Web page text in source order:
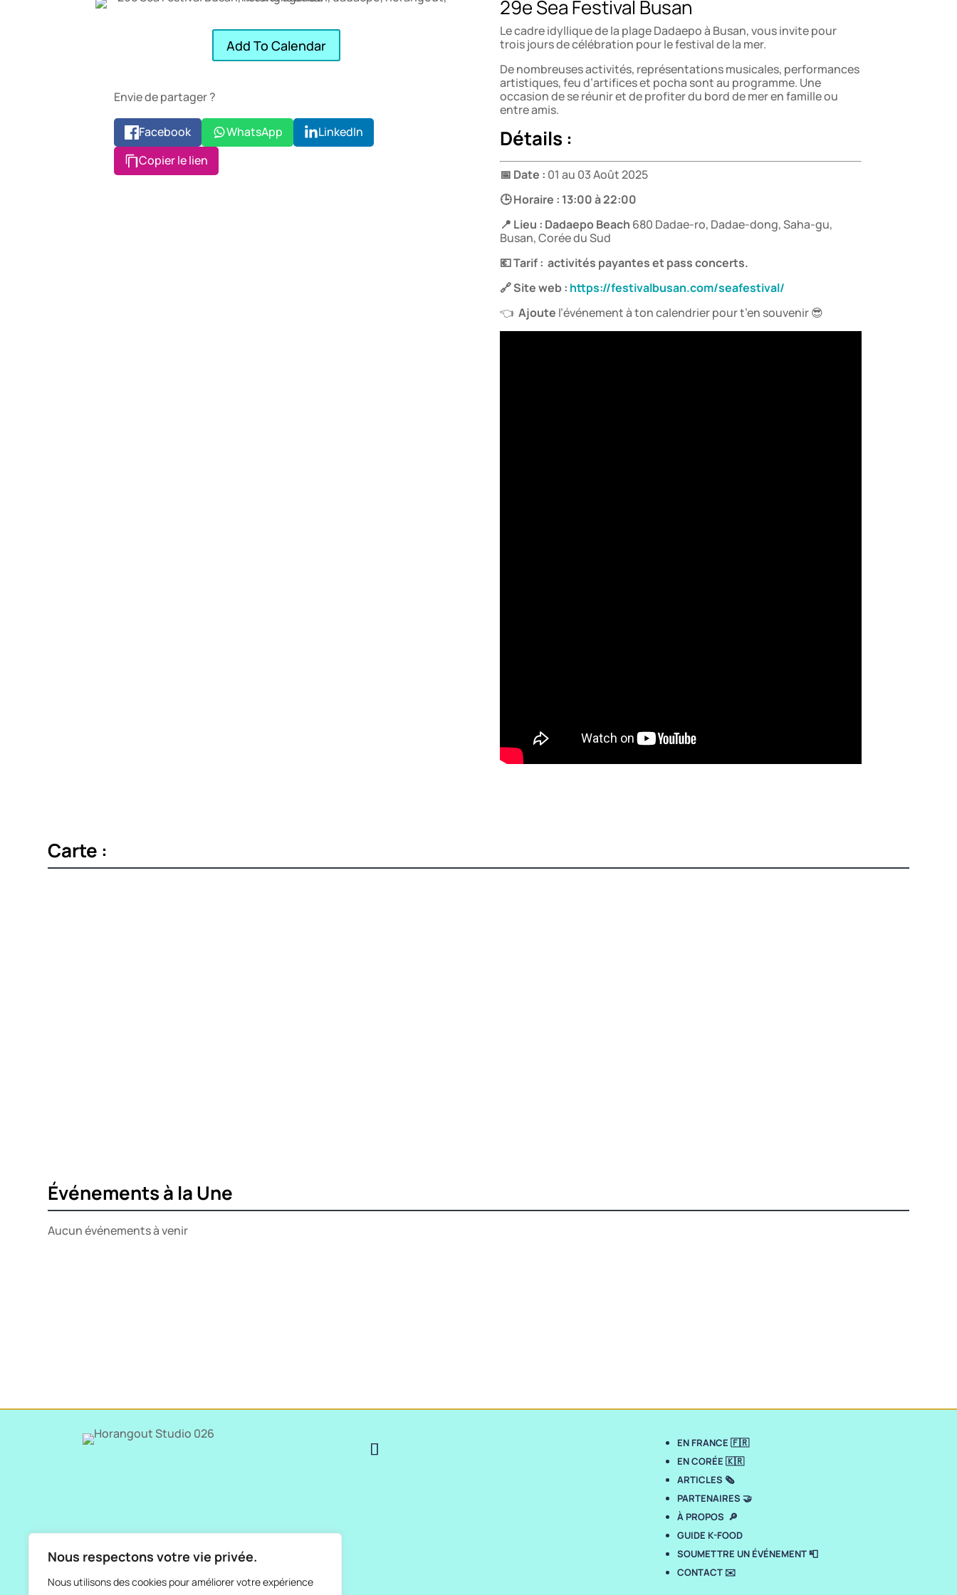
Nous respectons votre vie privée.
Nous utilisons des cookies pour améliorer votre expérience
Add To Calendar
Envie de partager ?
Facebook WhatsApp
LinkedIn
Copier le lien
29e Sea Festival Busan
Le cadre idyllique de la plage Dadaepo à Busan, vous invite pour
trois jours de célébration pour le festival de la mer.
De nombreuses activités, représentations musicales, performances
artistiques, feu d’artifices et pocha sont au programme. Une
occasion de se réunir et de profiter du bord de mer en famille ou
entre amis.
Détails :
📅 Date : 01 au 03 Août 2025
🕒 Horaire : 13:00 à 22:00
📍 Lieu : Dadaepo Beach 680 Dadae-ro, Dadae-dong, Saha-gu,
Busan, Corée du Sud
💶 Tarif : activités payantes et pass concerts.
🔗 Site web : https://festivalbusan.com/seafestival/
👈 Ajoute l’événement à ton calendrier pour t’en souvenir 😎
Carte :
Événements à la Une
Aucun événements à venir
EN FRANCE 🇫🇷
EN CORÉE 🇰🇷
ARTICLES 🗞️
PARTENAIRES 🤝
À PROPOS 🔎
GUIDE K-FOOD
SOUMETTRE UN ÉVÉNEMENT 📮
CONTACT ✉️